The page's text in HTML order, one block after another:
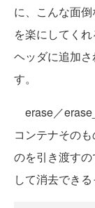
に、こんな面
を楽にしてく
ヘッダに追加
す。
erase／
コンテナその
のを引き渡す
して消去できる